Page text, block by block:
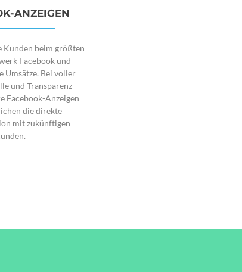
ANZEIGEN
Kunden beim größten
Facebook und
Umsätze. Bei voller
und Transparenz
Facebook-Anzeigen
die direkte
mit zukünftigen